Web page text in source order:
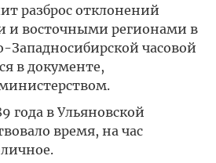
разброс отклонений
и восточными регионами в
Западносибирской часовой
в документе,
года в Ульяновской
время, на час